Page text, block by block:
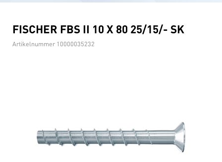
FISCHER FBS II 10 X 80 25/15/- SK
Artikelnummer 10000035232